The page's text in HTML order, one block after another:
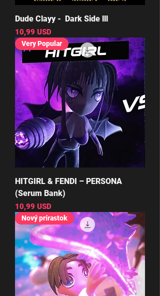
Dude Clayy - Dark Side lll
Cena
10,99 USD
Very Popular
HITGIRL & FENDI – PERSONA
(Serum Bank)
Cena
10,99 USD
Nový prírastok